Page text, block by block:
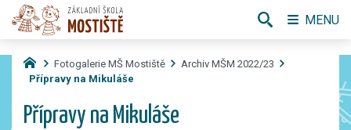
Fotogalerie MŠ Mostiště
Archiv MŠM 2022/23
Přípravy na Mikuláše
Přípravy na Mikuláše
MENU